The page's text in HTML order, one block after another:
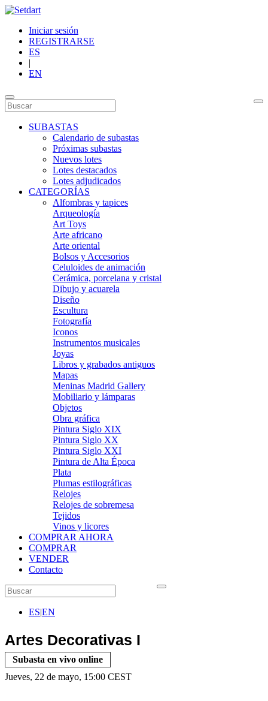
Iniciar sesión
REGISTRARSE
ES
|
EN
SUBASTAS
Calendario de subastas
Próximas subastas
Nuevos lotes
Lotes destacados
Lotes adjudicados
CATEGORÍAS
Alfombras y tapices
Arqueología
Art Toys
Arte africano
Arte oriental
Bolsos y Accesorios
Celuloides de animación
Cerámica, porcelana y cristal
Dibujo y acuarela
Diseño
Escultura
Fotografía
Iconos
Instrumentos musicales
Joyas
Libros y grabados antiguos
Mapas
Meninas Madrid Gallery
Mobiliario y lámparas
Objetos
Obra gráfica
Pintura Siglo XIX
Pintura Siglo XX
Pintura Siglo XXI
Pintura de Alta Época
Plata
Plumas estilográficas
Relojes
Relojes de sobremesa
Tejidos
Vinos y licores
COMPRAR AHORA
COMPRAR
VENDER
Contacto
ES|EN
Artes Decorativas I
Subasta en vivo online
Jueves, 22 de mayo, 15:00 CEST